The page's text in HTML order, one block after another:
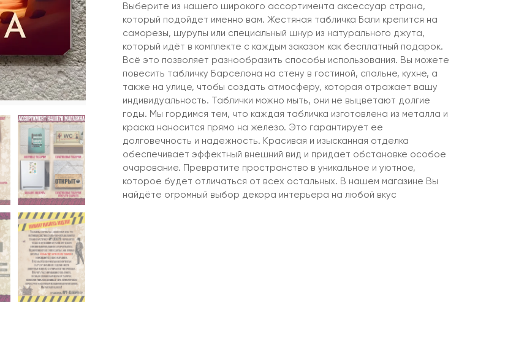
Выберите из нашего широкого ассортимента аксессуар страна,
который подойдет именно вам. Жестяная табличка Бали крепится на
саморезы, шурупы или специальный шнур из натурального джута,
который идёт в комплекте с каждым заказом как бесплатный подарок.
Всё это позволяет разнообразить способы использования. Вы можете
повесить табличку Барселона на стену в гостиной, спальне, кухне, а
также на улице, чтобы создать атмосферу, которая отражает вашу
индивидуальность. Таблички можно мыть, они не выцветают долгие
годы. Мы гордимся тем, что каждая табличка изготовлена из металла и
краска наносится прямо на железо. Это гарантирует ее
долговечность и надежность. Красивая и изысканная отделка
обеспечивает эффектный внешний вид и придает обстановке особое
очарование. Превратите пространство в уникальное и уютное,
которое будет отличаться от всех остальных. В нашем магазине Вы
найдёте огромный выбор декора интерьера на любой вкус